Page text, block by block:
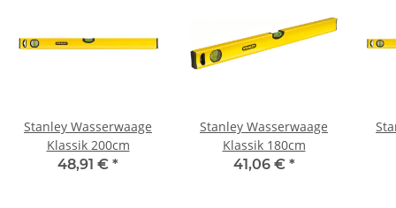
Stanley Wasserwaage
Klassik 200cm
48,91 € *
Stanley Wasserwaage
Klassik 180cm
41,06 € *